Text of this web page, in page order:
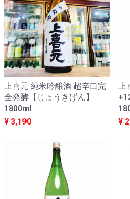
上喜元 純米吟醸酒 超辛口完
全発酵【じょうきげん】
1800ml
¥ 3,190
上
¥